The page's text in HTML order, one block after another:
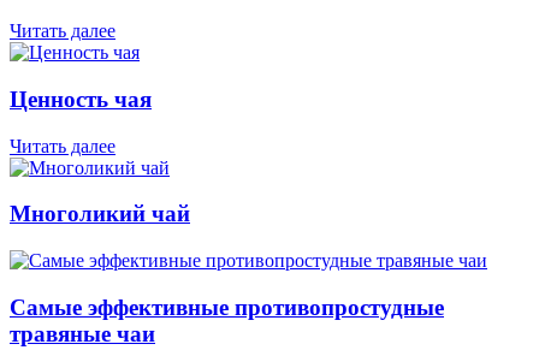
Читать далее
Ценность чая
Читать далее
Многоликий чай
Самые эффективные противопростудные
травяные чаи